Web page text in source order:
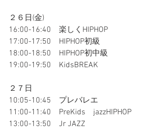
２６日(金)
16:00-16:40　楽しくHIPHOP
17:00-17:50　HIPHOP初級
18:00-18:50　HIPHOP初中級
19:00-19:50　KidsBREAK
２７日
10:05-10:45　プレバレエ
11:00-11:40　PreKids　jazzHIPHOP
13:00-13:50　Jr JAZZ